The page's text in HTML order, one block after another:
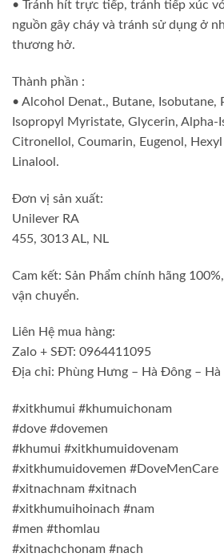
• Tránh hít trực tiếp, tránh tiếp xúc
nguồn gây cháy và tránh sử dụng ở
thương hở.
Thành phần :
• Alcohol Denat., Butane, Isobutane,
Isopropyl Myristate, Glycerin, Alpha-
Citronellol, Coumarin, Eugenol,
Linalool.
Đơn vị sản xuất:
Unilever RA
455, 3013 AL, NL
Cam kết: Sản Phẩm chính hãng
vận chuyển.
Liên Hệ mua hàng:
Zalo + SĐT: 0964411095
Địa chỉ: Phùng Hưng – Hà Đông – Hà
#xitkhumui #khumuichonam
#dove #dovemen
#khumui #xitkhumuidovenam
#xitkhumuidovemen #DoveMenCare
#xitnachnam #xitnach
#xitkhumuihoinach #nam
#men #thomlau
#xitnachchonam #nach